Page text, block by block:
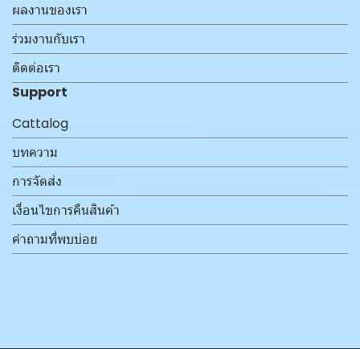
ผลงานของเรา
ร่วมงานกับเรา
ติดต่อเรา
Support
Cattalog
บทความ
การจัดส่ง
เงื่อนไขการคืนสินค้า
คำถามที่พบบ่อย